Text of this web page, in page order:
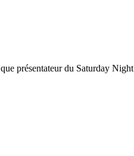
présentateur du Saturday